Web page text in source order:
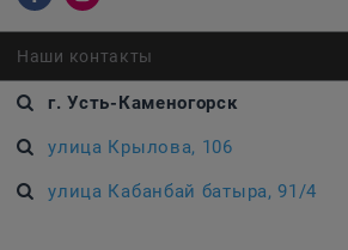
Наши контакты
г. Усть-Каменогорск
улица Крылова, 106
улица Кабанбай батыра, 91/4